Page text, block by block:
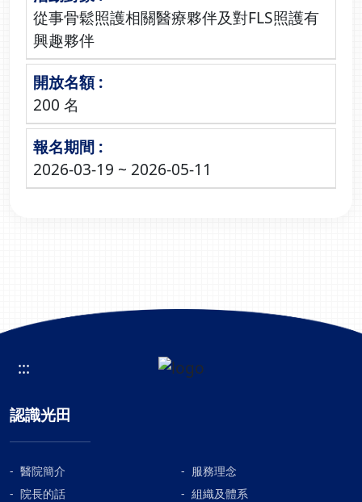
從事骨鬆照護相關醫療夥伴及對FLS照護有
興趣夥伴
200 名
2026-03-19 ~ 2026-05-11
:::
認識光田
醫院簡介
服務理念
院長的話
組織及體系